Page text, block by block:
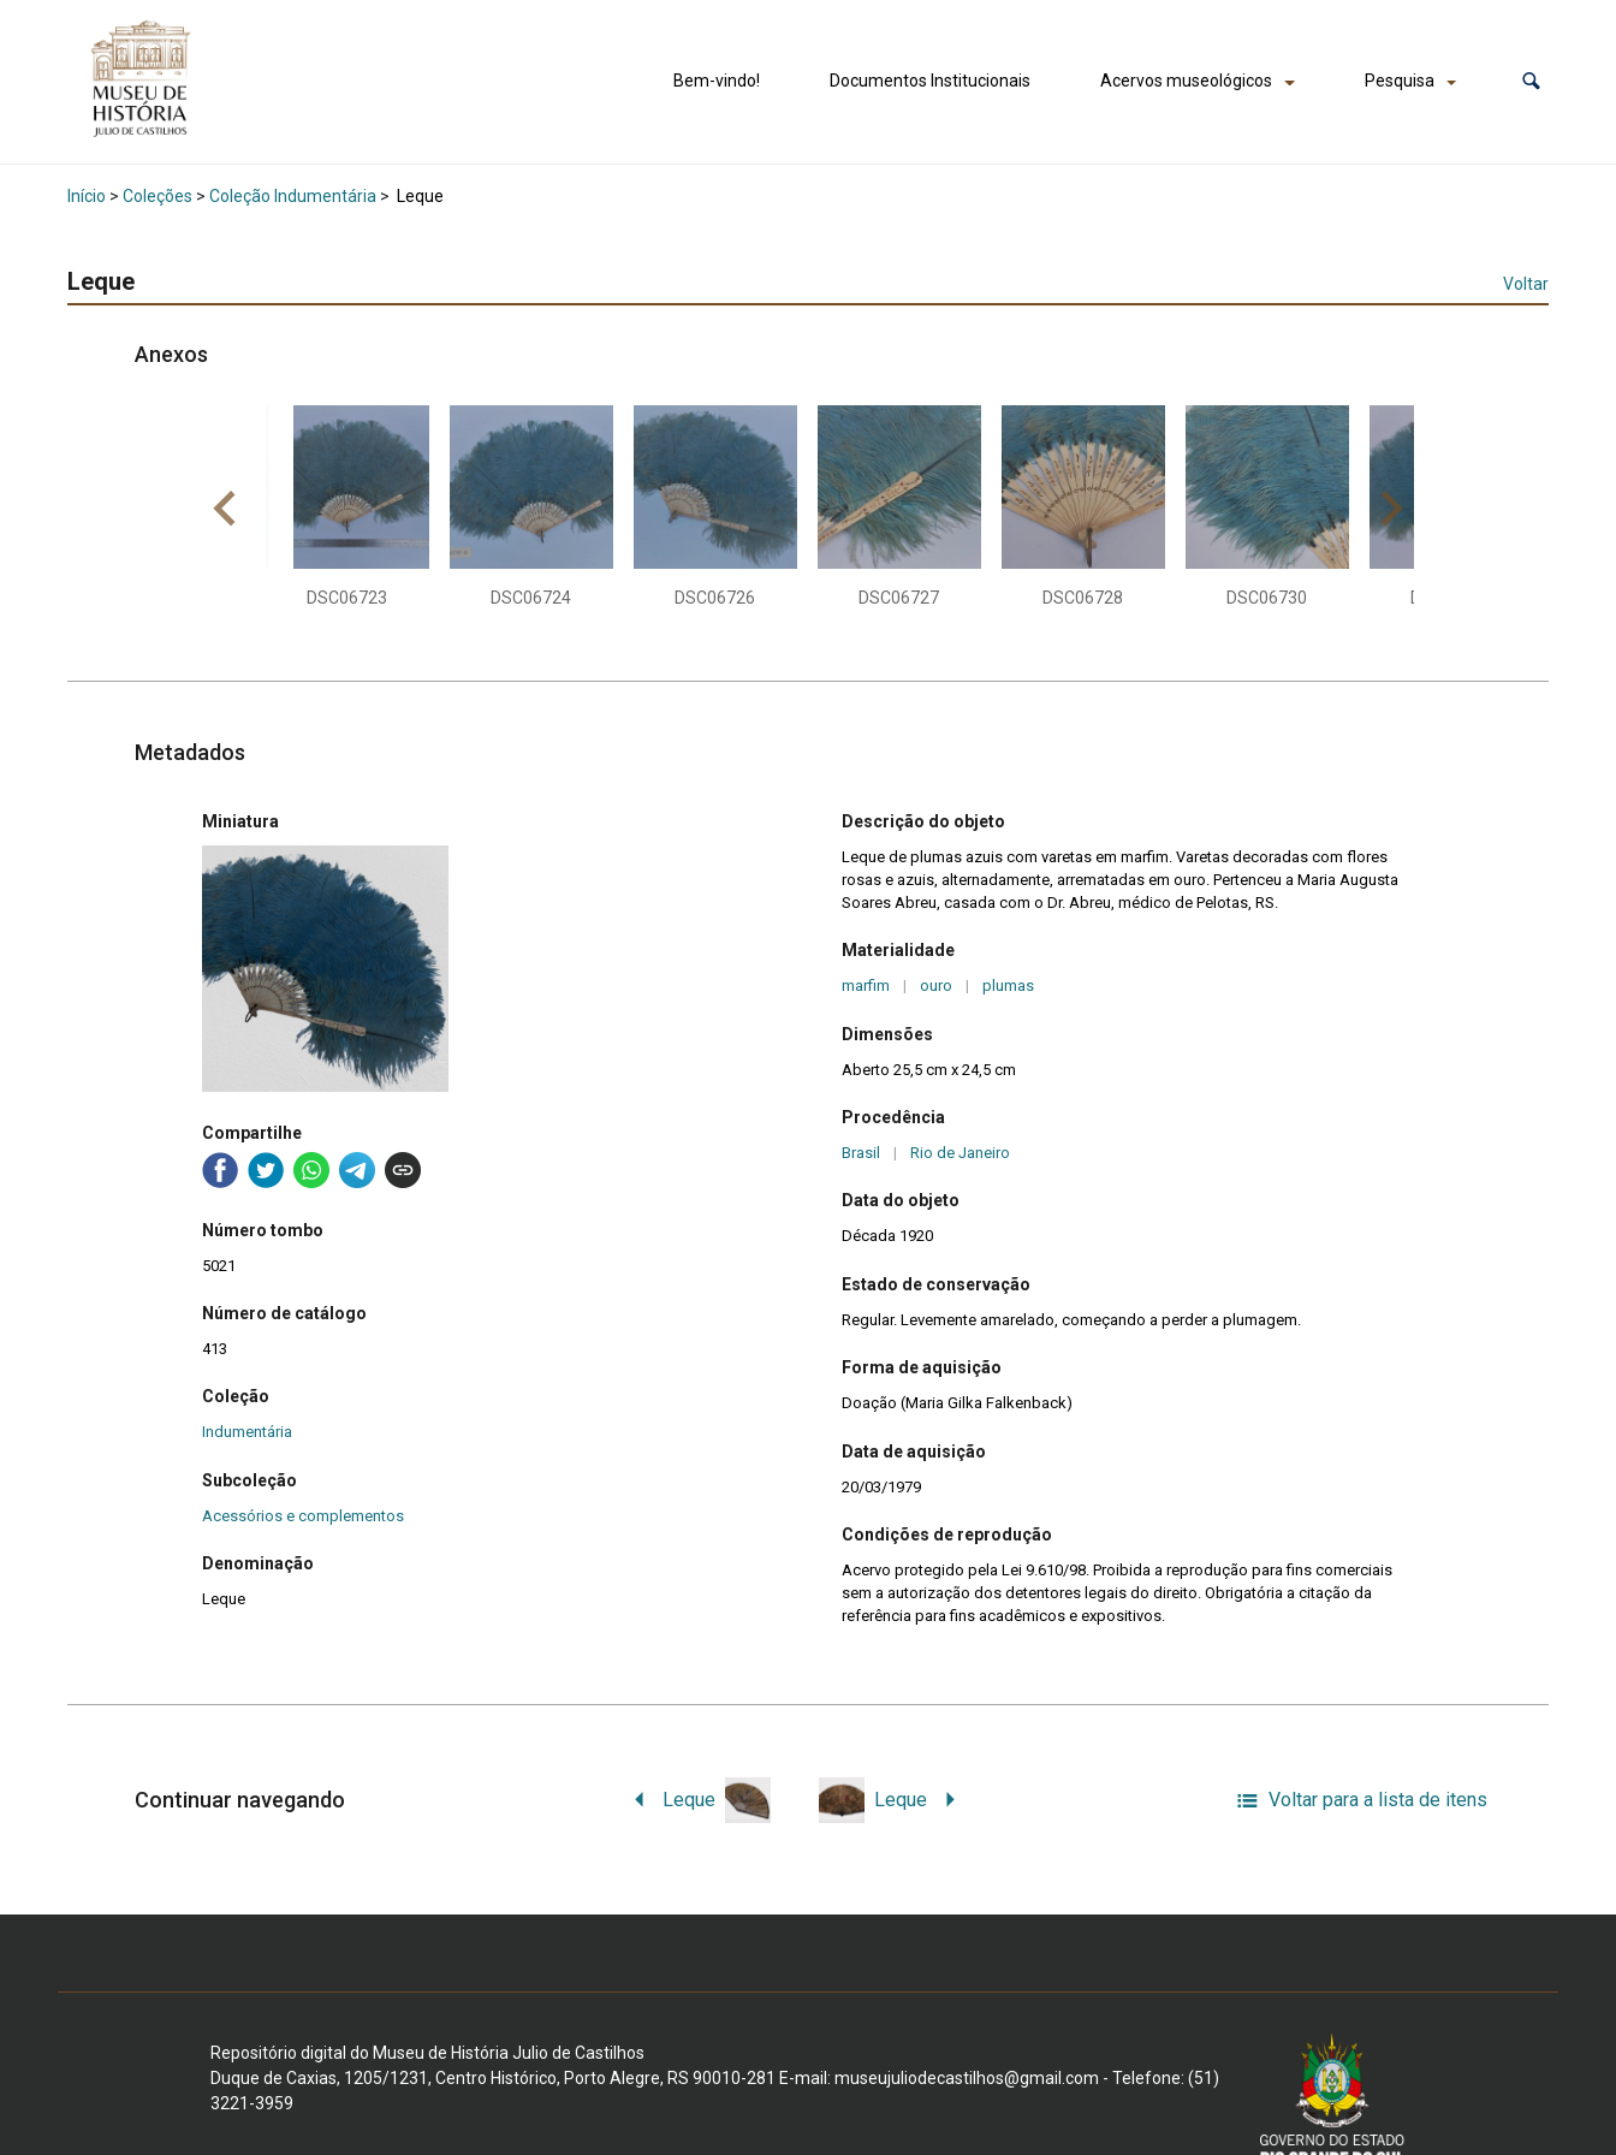
Bem-vindo! Documentos Institucionais Acervos museológicos Pesquisa
Início > Coleções > Coleção Indumentária > Leque
Leque Voltar
Anexos
DSC06723 DSC06724 DSC06726 DSC06727 DSC06728 DSC06730 DSC06731
Metadados
Miniatura
Compartilhe
Número tombo
5021
Número de catálogo
413
Coleção
Indumentária
Subcoleção
Acessórios e complementos
Denominação
Leque
Descrição do objeto
Leque de plumas azuis com varetas em marfim. Varetas decoradas com flores
rosas e azuis, alternadamente, arrematadas em ouro. Pertenceu a Maria Augusta
Soares Abreu, casada com o Dr. Abreu, médico de Pelotas, RS.
Materialidade
marfim | ouro | plumas
Dimensões
Aberto 25,5 cm x 24,5 cm
Procedência
Brasil | Rio de Janeiro
Data do objeto
Década 1920
Estado de conservação
Regular. Levemente amarelado, começando a perder a plumagem.
Forma de aquisição
Doação (Maria Gilka Falkenback)
Data de aquisição
20/03/1979
Condições de reprodução
Acervo protegido pela Lei 9.610/98. Proibida a reprodução para fins comerciais
sem a autorização dos detentores legais do direito. Obrigatória a citação da
referência para fins acadêmicos e expositivos.
Continuar navegando Leque Leque Voltar para a lista de itens
Repositório digital do Museu de História Julio de Castilhos
Duque de Caxias, 1205/1231, Centro Histórico, Porto Alegre, RS 90010-281 E-mail: museujuliodecastilhos@gmail.com - Telefone: (51)
3221-3959